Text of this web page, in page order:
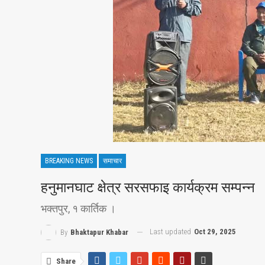
BREAKING NEWS समाचार
हनुमानघाट क्षेत्र सरसफाइ कार्यक्रम सम्पन्न
भक्तपुर, १ कार्तिक ।
By Bhaktapur Khabar Last updated Oct 29, 2025
Share